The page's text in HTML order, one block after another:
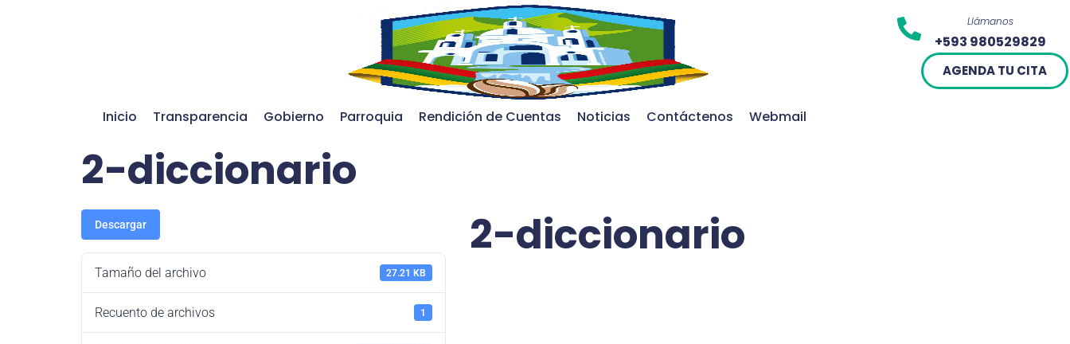
Inicio Transparencia Gobierno Parroquia Rendición de Cuentas Noticias Contáctenos Webmail
Llámanos
+593 980529829
AGENDA TU CITA
2-diccionario
Descargar
Tamaño del archivo 27.21 KB
Recuento de archivos 1
2-diccionario